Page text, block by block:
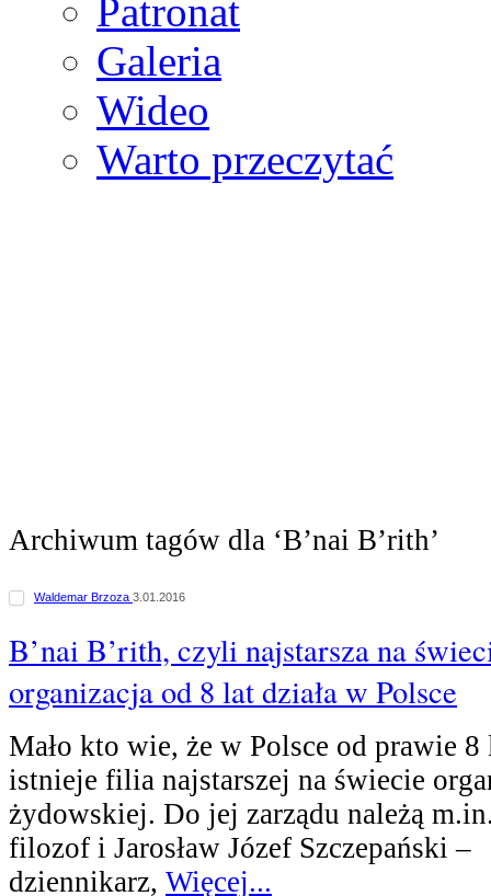
Patronat
Galeria
Wideo
Warto przeczytać
Archiwum tagów dla ‘B’nai B’rith’
Waldemar Brzoza 3.01.2016
B’nai B’rith, czyli najstarsza na
organizacja od 8 lat działa w Polsce
Mało kto wie, że w Polsce od prawie
istnieje filia najstarszej na świecie
żydowskiej. Do jej zarządu należą
filozof i Jarosław Józef Szczepański –
dziennikarz, Więcej...